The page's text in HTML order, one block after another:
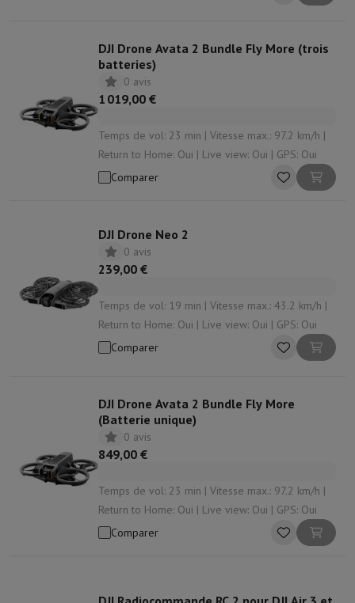
DJI Drone Avata 2 Bundle Fly More (trois
batteries)
0 avis
1 019,00 €
Temps de vol: 23 min | Vitesse max.: 97.2 km/h |
Return to Home: Oui | Live view: Oui | GPS: Oui
Comparer
DJI Drone Neo 2
0 avis
239,00 €
Temps de vol: 19 min | Vitesse max.: 43.2 km/h |
Return to Home: Oui | Live view: Oui | GPS: Oui
Comparer
DJI Drone Avata 2 Bundle Fly More
(Batterie unique)
0 avis
849,00 €
Temps de vol: 23 min | Vitesse max.: 97.2 km/h |
Return to Home: Oui | Live view: Oui | GPS: Oui
Comparer